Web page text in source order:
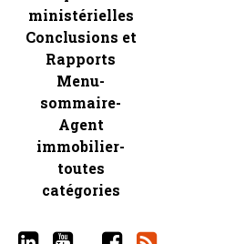
ministérielles
Conclusions et
Rapports
Menu-
sommaire-
Agent
immobilier-
toutes
catégories